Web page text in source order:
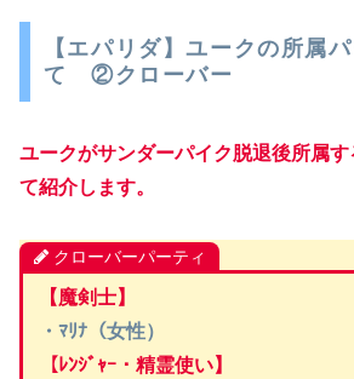
【エパリダ】ユークの所属
て ②クローバー
ユークがサンダーパイク脱退後所属
て紹介します。
クローバーパーティ
【魔剣士】
・ﾏﾘﾅ（女性）
【ﾚﾝｼﾞｬｰ・精霊使い】